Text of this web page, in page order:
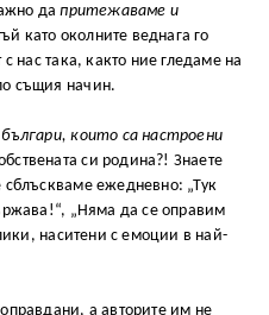
дапритежаваме и
като околните веднага го
нас така, както ние гледаме на
същия начин.
българи, които са настроени
си родина?! Знаете
сблъскваме ежедневно: „Тук
„Няма да се оправим
наситени с емоции в най-
а авторите им не